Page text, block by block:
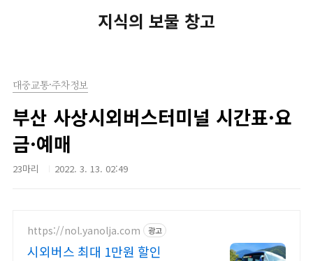
지식의 보물 창고
대중교통·주차정보
부산 사상시외버스터미널 시간표·요
금·예매
23마리 2022. 3. 13. 02:49
https://nol.yanolja.com 광고
시외버스 최대 1만원 할인